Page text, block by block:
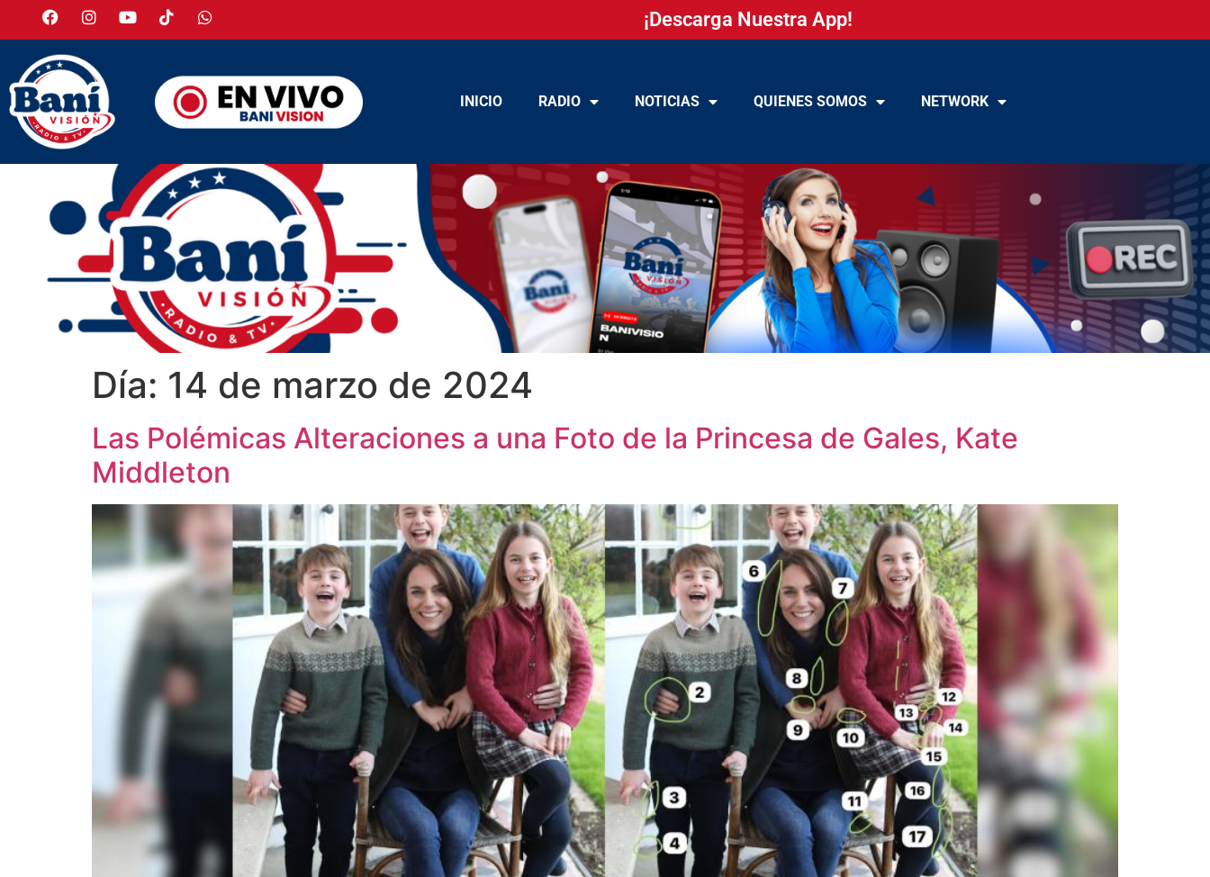
¡Descarga Nuestra App!
INICIO RADIO NOTICIAS QUIENES SOMOS NETWORK
Día: 14 de marzo de 2024
Las Polémicas Alteraciones a una Foto de la Princesa de Gales, Kate
Middleton